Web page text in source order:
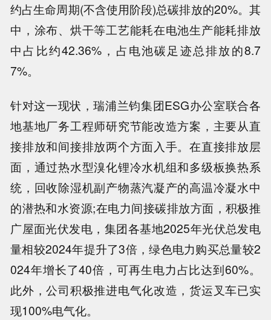
约占生命周期(不含使用阶段)总碳排放的20%。其
中，涂布、烘干等工艺能耗在电池生产能耗排放
中占比约42.36%，占电池碳足迹总排放的8.7
7%。
针对这一现状，瑞浦兰钧集团ESG办公室联合各
地基地厂务工程师研究节能改造方案，主要从直
接排放和间接排放两个方面入手。在直接排放层
面，通过热水型溴化锂冷水机组和多级板换热系
统，回收除湿机副产物蒸汽凝产的高温冷凝水中
的潜热和水资源;在电力间接碳排放方面，积极推
广屋面光伏发电，集团各基地2025年光伏总发电
量相较2024年提升了3倍，绿色电力购买总量较2
024年增长了40倍，可再生电力占比达到60%。
此外，公司积极推进电气化改造，货运叉车已实
现100%电气化。